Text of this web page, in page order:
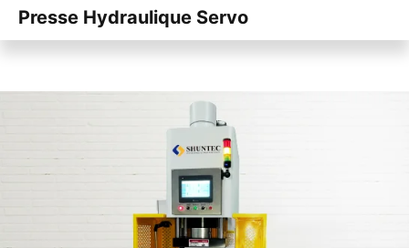
Presse Hydraulique Servo